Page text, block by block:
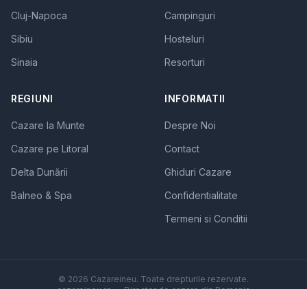
Cluj-Napoca
Sibiu
Sinaia
Campinguri
Hosteluri
Resorturi
REGIUNI
Cazare la Munte
Cazare pe Litoral
Delta Dunării
Balneo & Spa
INFORMATII
Despre Noi
Contact
Ghiduri Cazare
Confidentialitate
Termeni si Conditii
© 2026 Cazareineu. Toate drepturile rezervate.